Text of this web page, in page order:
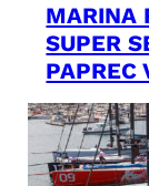
MARINA
SUPER
PAPREC